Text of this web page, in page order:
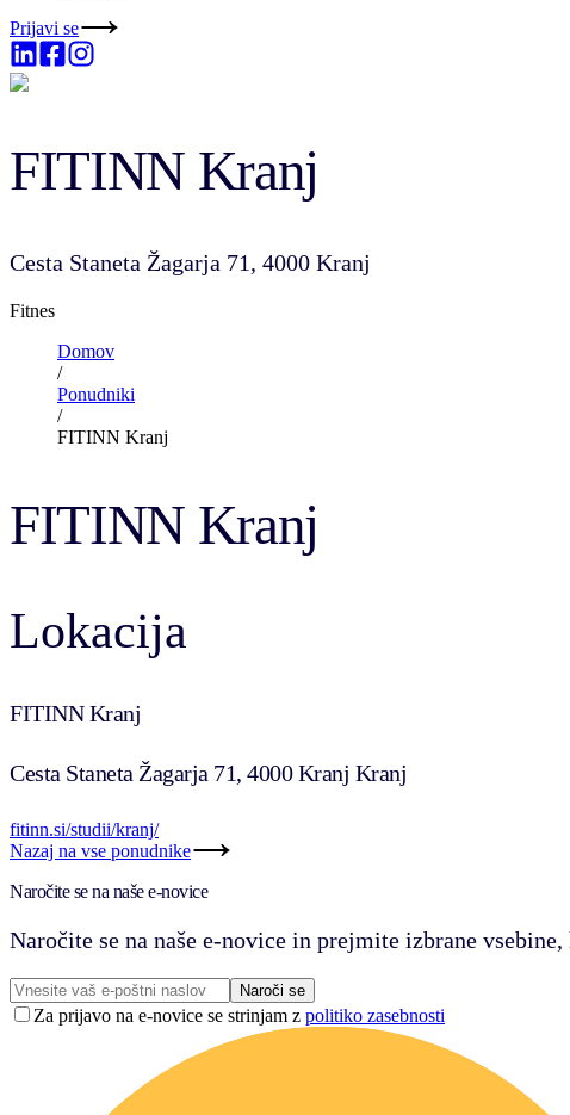
Prijavi se
FITINN Kranj
Cesta Staneta Žagarja 71, 4000 Kranj
Fitnes
Domov
/
Ponudniki
/
FITINN Kranj
FITINN Kranj
Lokacija
FITINN Kranj
Cesta Staneta Žagarja 71, 4000 Kranj Kranj
fitinn.si/studii/kranj/
Nazaj na vse ponudnike
Naročite se na naše e-novice
Naročite se na naše e-novice in prejmite izbrane
Naroči se
Za prijavo na e-novice se strinjam z politiko zasebnosti